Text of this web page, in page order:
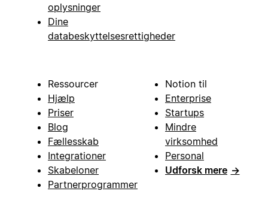
oplysninger
Dine
databeskyttelsesrettigheder
Ressourcer
Hjælp
Priser
Blog
Fællesskab
Integrationer
Skabeloner
Partnerprogrammer
Notion til
Enterprise
Startups
Mindre
virksomhed
Personal
Udforsk mere →